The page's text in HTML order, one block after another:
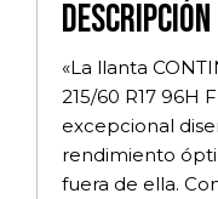
Descripción
«La llanta
215/60 R17 96H
excepcional
rendimiento
fuera de ella.